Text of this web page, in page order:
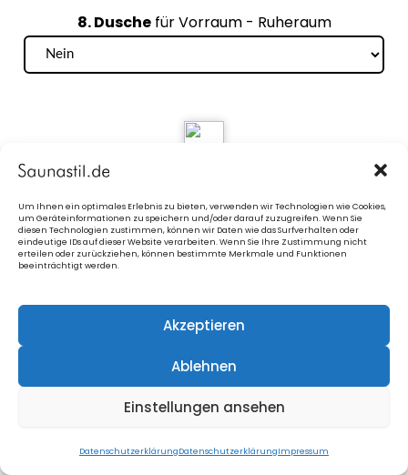
Um Ihnen ein optimales Erlebnis zu bieten, verwenden wir Technologien wie Cookies,
um Geräteinformationen zu speichern und/oder darauf zuzugreifen. Wenn Sie
diesen Technologien zustimmen, können wir Daten wie das Surfverhalten oder
eindeutige IDs auf dieser Website verarbeiten. Wenn Sie Ihre Zustimmung nicht
erteilen oder zurückziehen, können bestimmte Merkmale und Funktionen
beeinträchtigt werden.
Akzeptieren
Ablehnen
Einstellungen ansehen
DatenschutzerklärungDatenschutzerklärungImpressum
8. Duschefür Vorraum - Ruheraum
9. Außenjalousie
Blaue Info-Kästchenanklicken= Bilder
10. Lieferkosten fertigmontiert
Blaue Info-Kästchen anklicken